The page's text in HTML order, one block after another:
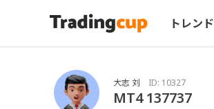
トレンド
大志 刘 ID: 10327
MT4 137737